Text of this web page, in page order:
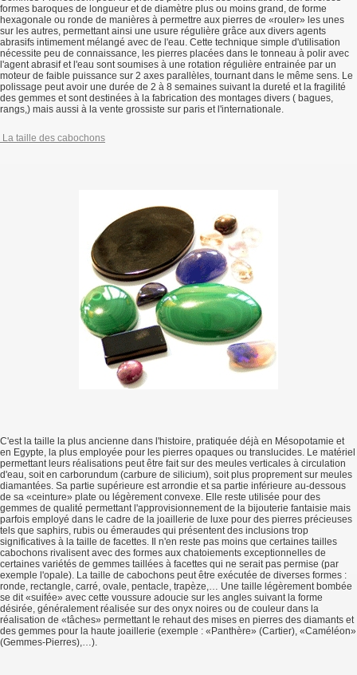
formes baroques de longueur et de diamètre plus ou moins grand, de forme
hexagonale ou ronde de manières à permettre aux pierres de «rouler» les unes
sur les autres, permettant ainsi une usure régulière grâce aux divers agents
abrasifs intimement mélangé avec de l'eau. Cette technique simple d'utilisation
nécessite peu de connaissance, les pierres placées dans le tonneau à polir avec
l'agent abrasif et l'eau sont soumises à une rotation régulière entrainée par un
moteur de faible puissance sur 2 axes parallèles, tournant dans le même sens. Le
polissage peut avoir une durée de 2 à 8 semaines suivant la dureté et la fragilité
des gemmes et sont destinées à la fabrication des montages divers ( bagues,
rangs,) mais aussi à la vente grossiste sur paris et l'internationale.
La taille des cabochons
C'est la taille la plus ancienne dans l'histoire, pratiquée déjà en Mésopotamie et
en Egypte, la plus employée pour les pierres opaques ou translucides. Le matériel
permettant leurs réalisations peut être fait sur des meules verticales à circulation
d'eau, soit en carborundum (carbure de silicium), soit plus proprement sur meules
diamantées. Sa partie supérieure est arrondie et sa partie inférieure au-dessous
de sa «ceinture» plate ou légèrement convexe. Elle reste utilisée pour des
gemmes de qualité permettant l'approvisionnement de la bijouterie fantaisie mais
parfois employé dans le cadre de la joaillerie de luxe pour des pierres précieuses
tels que saphirs, rubis ou émeraudes qui présentent des inclusions trop
significatives à la taille de facettes. Il n'en reste pas moins que certaines tailles
cabochons rivalisent avec des formes aux chatoiements exceptionnelles de
certaines variétés de gemmes taillées à facettes qui ne serait pas permise (par
exemple l'opale). La taille de cabochons peut être exécutée de diverses formes :
ronde, rectangle, carré, ovale, pentacle, trapèze,… Une taille légèrement bombée
se dit «suifée» avec cette voussure adoucie sur les angles suivant la forme
désirée, généralement réalisée sur des onyx noires ou de couleur dans la
réalisation de «tâches» permettant le rehaut des mises en pierres des diamants et
des gemmes pour la haute joaillerie (exemple : «Panthère» (Cartier), «Caméléon»
(Gemmes-Pierres),…).